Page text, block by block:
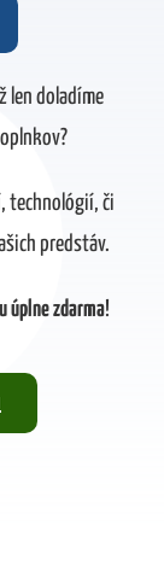
len doladíme
technológií, či
predstáv.
úplne zdarma!